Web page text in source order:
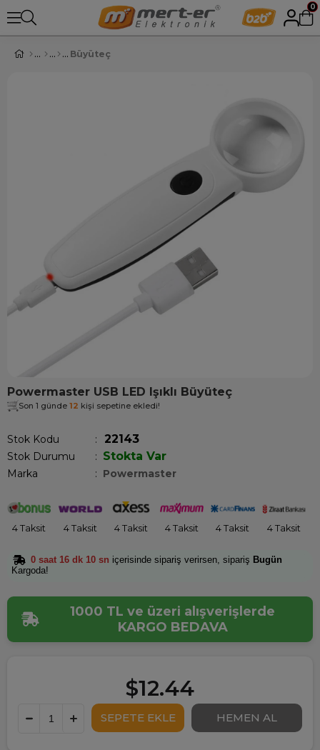
0
Büyüteç
Powermaster USB LED Işıklı Büyüteç
Son 1 günde 12 kişi sepetine ekledi!
Stok Kodu 22143
Stok Durumu : Stokta Var
Marka : Powermaster
4 Taksit 4 Taksit 4 Taksit 4 Taksit 4 Taksit 4 Taksit
0 saat 16 dk 10 sn içerisinde sipariş verirsen, sipariş Bugün
Kargoda!
1000 TL ve üzeri alışverişlerde
KARGO BEDAVA
$12.44